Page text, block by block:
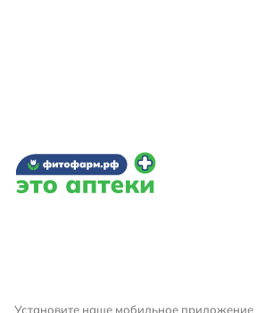
Установите наше мобильное приложение